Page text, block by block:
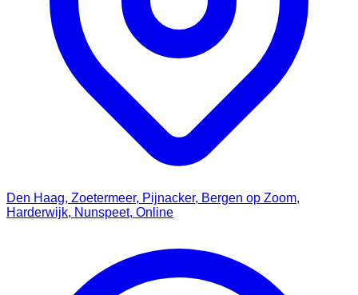
Den Haag, Zoetermeer, Pijnacker, Bergen op Zoom,
Harderwijk, Nunspeet, Online